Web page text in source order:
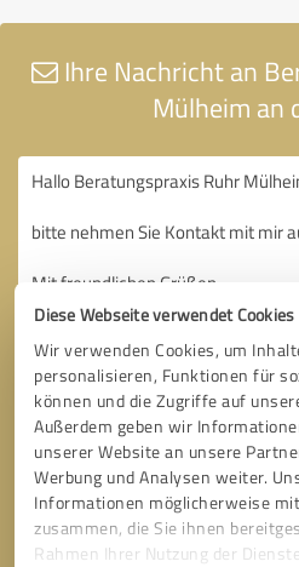
Diese Webseite verwendet Cookies
Wir verwenden Cookies, um
personalisieren, Funktionen für
können und die Zugriffe auf
Außerdem geben wir
unserer Website an unsere
Werbung und Analysen weiter.
Informationen möglicherweise
zusammen, die Sie ihnen
Rahmen Ihrer Nutzung der
Ihre Nachricht an
Mülheim an